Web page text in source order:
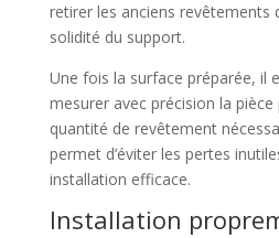
retirer les anciens revêtements
solidité du support.
Une fois la surface préparée, il
mesurer avec précision la
quantité de revêtement
permet d’éviter les pertes
installation efficace.
Installation